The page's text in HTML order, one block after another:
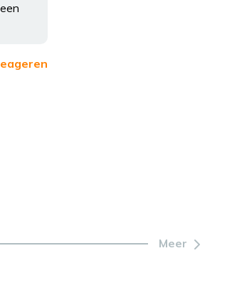
Meer